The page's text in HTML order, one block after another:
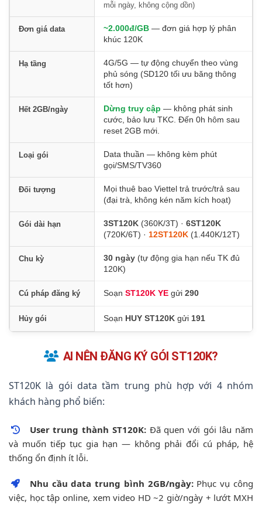
Cách đăng ký ST120K qua SMS
7. Gói dài hạn 3 / 6 / 12 tháng ★
Cách hủy + kiểm tra dung lượng
9. Câu hỏi thường gặp
mỗi ngày, không cộng dồn)
Đơn giá data ~2.000đ/GB — đơn giá hợp lý phân
khúc 120K
Hạ tầng
4G/5G — tự động chuyển theo vùng
phủ sóng (SD120 tối ưu băng thông
tốt hơn)
Hết 2GB/ngày Dừng truy cập — không phát sinh
cước, bảo lưu TKC. Đến 0h hôm sau
reset 2GB mới.
Loại gói
Data thuần — không kèm phút
gọi/SMS/TV360
Đối tượng
Mọi thuê bao Viettel trả trước/trả sau
(đại trà, không kén năm kích hoạt)
Gói dài hạn 3ST120K (360K/3T) · 6ST120K
(720K/6T) · 12ST120K (1.440K/12T)
Chu kỳ 30 ngày (tự động gia hạn nếu TK đủ
120K)
Cú pháp đăng ký Soạn ST120K YE gửi 290
Hủy gói Soạn HUY ST120K gửi 191
AI NÊN ĐĂNG KÝ GÓI ST120K?
ST120K là gói data tầm trung phù hợp với 4 nhóm
khách hàng phổ biến:
User trung thành ST120K:Đã quen với gói lâu năm
và muốn tiếp tục gia hạn — không phải đổi cú pháp, hệ
thống ổn định ít lỗi.
Nhu cầu data trung bình 2GB/ngày:Phục vụ công
việc, học tập online, xem video HD ~2 giờ/ngày + lướt MXH